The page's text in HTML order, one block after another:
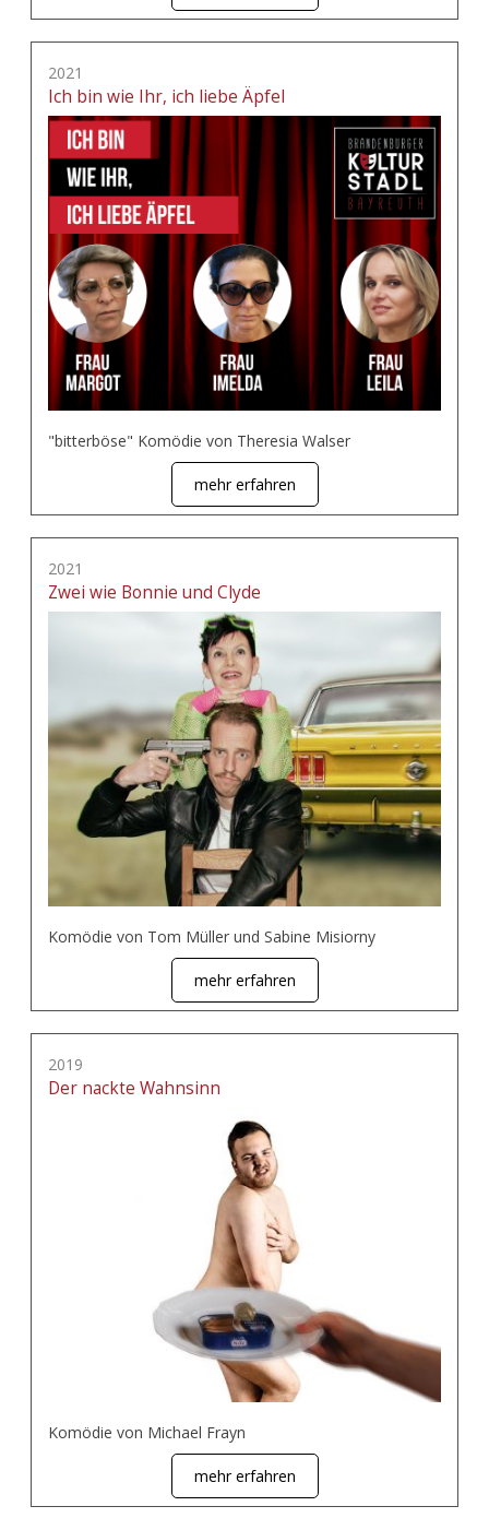
2021
Ich bin wie Ihr, ich liebe Äpfel
"bitterböse" Komödie von Theresia Walser
mehr erfahren
2021
Zwei wie Bonnie und Clyde
Komödie von Tom Müller und Sabine Misiorny
mehr erfahren
2019
Der nackte Wahnsinn
Komödie von Michael Frayn
mehr erfahren